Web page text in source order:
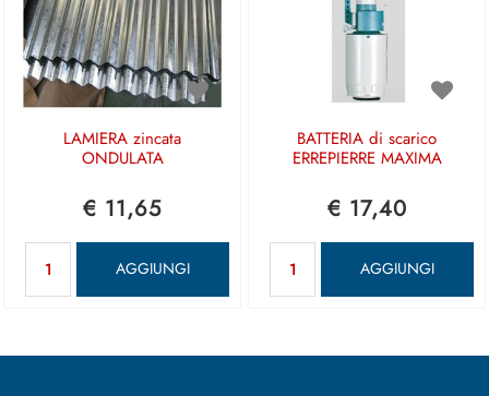
LAMIERA zincata
ONDULATA
€ 11,65
AGGIUNGI
BATTERIA di scarico
ERREPIERRE MAXIMA
€ 17,40
AGGIUNGI